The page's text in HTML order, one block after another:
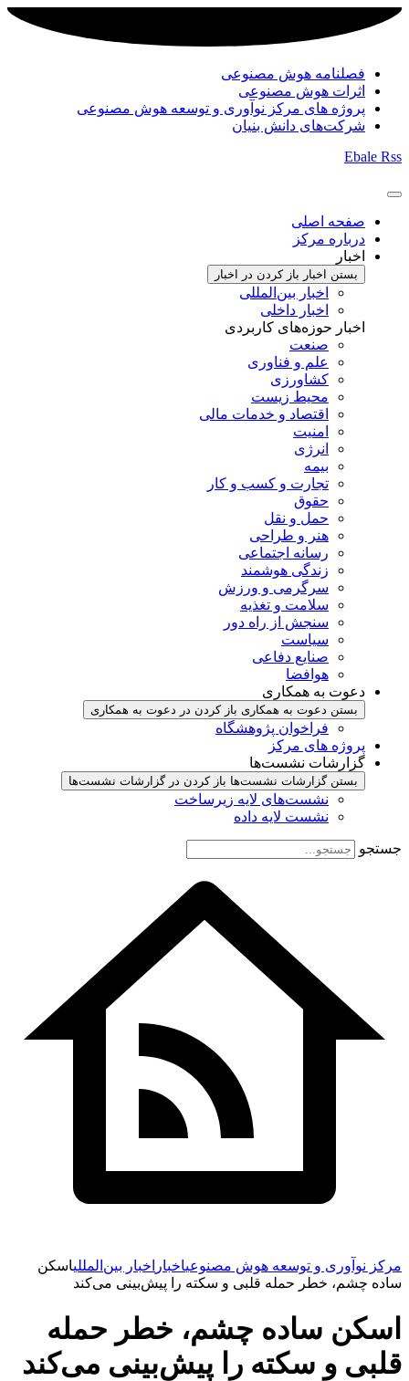
فصلنامه هوش مصنوعی
اثرات هوش مصنوعی
پروژه های مرکز نوآوری و توسعه هوش مصنوعی
شرکت‌های دانش بنیان
Ebale Rss
صفحه اصلی
درباره مرکز
اخبار
بستن اخبار باز کردن در اخبار
اخبار بین‌المللی
اخبار داخلی
اخبار حوزه‌های کاربردی
صنعت
علم و فناوری
کشاورزی
محیط زیست
اقتصاد و خدمات مالی
امنیت
انرژی
بیمه
تجارت و کسب و کار
حقوق
حمل و نقل
هنر و طراحی
رسانه اجتماعی
زندگی هوشمند
سرگرمی و ورزش
سلامت و تغذیه
سنجش از راه دور
سیاست
صنایع دفاعی
هوافضا
دعوت به همکاری
بستن دعوت به همکاری باز کردن در دعوت به همکاری
فراخوان پژوهشگاه
پروژه های مرکز
گزارشات نشست‌ها
بستن گزارشات نشست‌ها باز کردن در گزارشات نشست‌ها
نشست‌‌های لایه زیرساخت
نشست لایه داده
جستجو
مرکز نوآوری و توسعه هوش مصنوعیاخبار اخبار بین‌المللیاسکن
ساده چشم، خطر حمله قلبی و سکته را پیش‌بینی می‌کند
اسکن ساده چشم، خطر حمله
قلبی و سکته را پیش‌بینی می‌کند